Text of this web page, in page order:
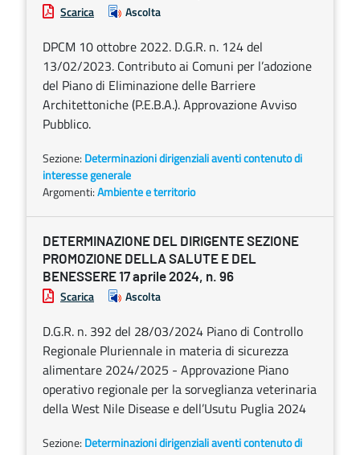
Scarica Ascolta
DPCM 10 ottobre 2022. D.G.R. n. 124 del
13/02/2023. Contributo ai Comuni per l’adozione
del Piano di Eliminazione delle Barriere
Architettoniche (P.E.B.A.). Approvazione Avviso
Pubblico.
Sezione: Determinazioni dirigenziali aventi contenuto di
interesse generale
Argomenti:Ambiente e territorio
DETERMINAZIONE DEL DIRIGENTE SEZIONE
PROMOZIONE DELLA SALUTE E DEL
BENESSERE 17 aprile 2024, n. 96
Scarica Ascolta
D.G.R. n. 392 del 28/03/2024 Piano di Controllo
Regionale Pluriennale in materia di sicurezza
alimentare 2024/2025 - Approvazione Piano
operativo regionale per la sorveglianza veterinaria
della West Nile Disease e dell’Usutu Puglia 2024
Sezione: Determinazioni dirigenziali aventi contenuto di